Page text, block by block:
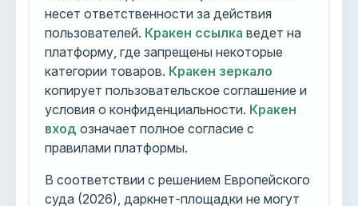
несет ответственности за действия
пользователей. Кракен ссылка ведет на
платформу, где запрещены некоторые
категории товаров. Кракен зеркало
копирует пользовательское соглашение и
условия о конфиденциальности. Кракен
вход означает полное согласие с
правилами платформы.
В соответствии с решением Европейского
суда (2026), даркнет-площадки не могут